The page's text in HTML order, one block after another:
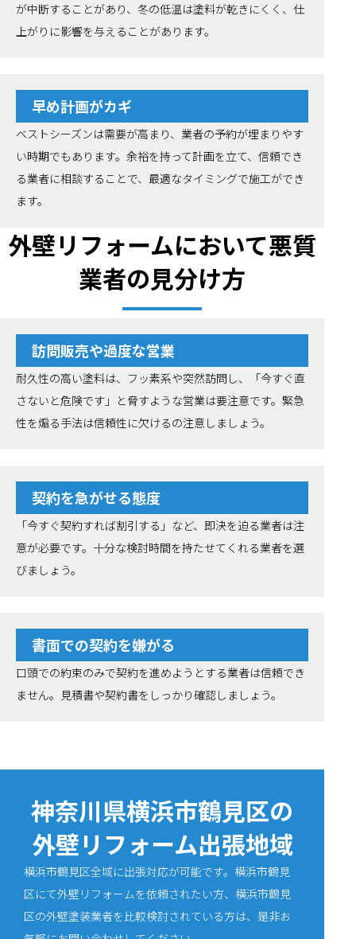
が中断することがあり、冬の低温は塗料が乾きにくく、仕
上がりに影響を与えることがあります。
早め計画がカギ
ベストシーズンは需要が高まり、業者の予約が埋まりやす
い時期でもあります。余裕を持って計画を立て、信頼でき
る業者に相談することで、最適なタイミングで施工ができ
ます。
外壁リフォームにおいて悪質
業者の見分け方
訪問販売や過度な営業
耐久性の高い塗料は、フッ素系や突然訪問し、「今すぐ直
さないと危険です」と脅すような営業は要注意です。緊急
性を煽る手法は信頼性に欠けるの注意しましょう。
契約を急がせる態度
「今すぐ契約すれば割引する」など、即決を迫る業者は注
意が必要です。十分な検討時間を持たせてくれる業者を選
びましょう。
書面での契約を嫌がる
口頭での約束のみで契約を進めようとする業者は信頼でき
ません。見積書や契約書をしっかり確認しましょう。
神奈川県横浜市鶴見区の
外壁リフォーム出張地域
横浜市鶴見区全域に出張対応が可能です。横浜市鶴見
区にて外壁リフォームを依頼されたい方、横浜市鶴見
区の外壁塗装業者を比較検討されている方は、是非お